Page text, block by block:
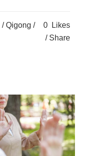
/Qigong /
0
Likes
Share